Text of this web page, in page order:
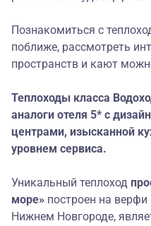
Познакомиться с
поближе, рассмотреть
пространств и кают
Теплоходы класса
аналоги отеля 5* с
центрами, изысканной
уровнем сервиса.
Уникальный теплоход
море» построен на
Нижнем Новгороде,